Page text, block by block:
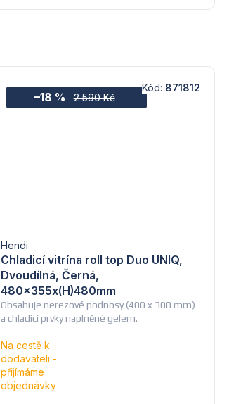
2 590 Kč
–18 %
Obsahuje nerezové podnosy (400 x 300 mm)
a chladicí prvky naplněné gelem.
Chladicí vitrína roll top Duo UNIQ,
Dvoudílná, Černá,
480x355x(H)480mm
Hendi
Na cestě k
dodavateli -
přijímáme
objednávky
Kód: 871812